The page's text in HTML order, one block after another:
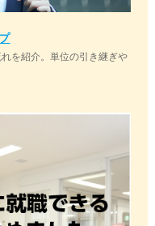
を紹介。単位の引き継ぎや